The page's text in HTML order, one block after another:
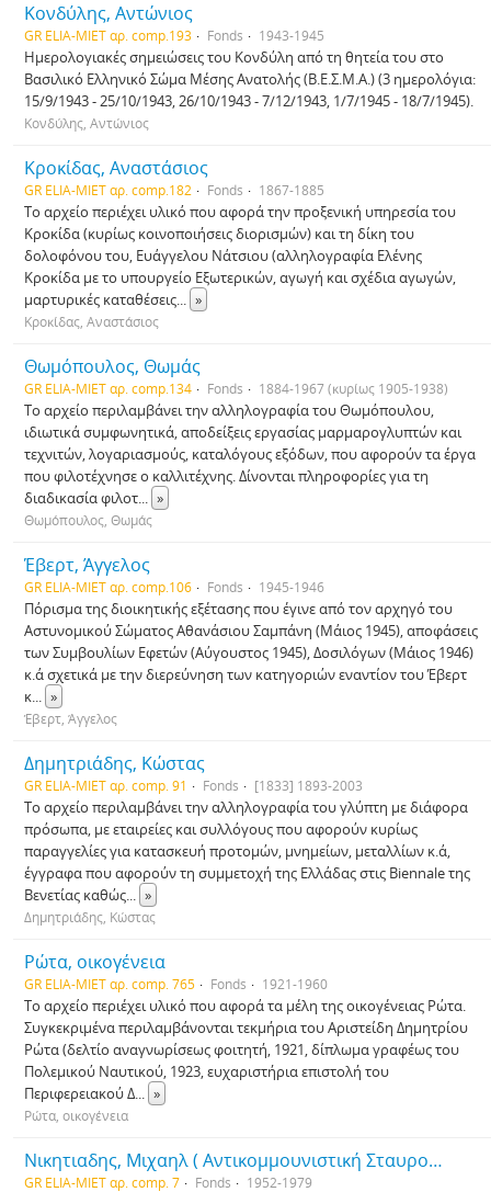
Κονδύλης, Αντώνιος
GR ELIA-MIET αρ. comp.193 Fonds 1943-1945
Ημερολογιακές σημειώσεις του Κονδύλη από τη θητεία του στο
Βασιλικό Ελληνικό Σώμα Μέσης Ανατολής (Β.Ε.Σ.Μ.Α.) (3 ημερολόγια:
15/9/1943 - 25/10/1943, 26/10/1943 - 7/12/1943, 1/7/1945 - 18/7/1945).
Κονδύλης, Αντώνιος
Κροκίδας, Αναστάσιος
GR ELIA-MIET αρ. comp.182 Fonds 1867-1885
Το αρχείο περιέχει υλικό που αφορά την προξενική υπηρεσία του
Κροκίδα (κυρίως κοινοποιήσεις διορισμών) και τη δίκη του
δολοφόνου του, Ευάγγελου Νάτσιου (αλληλογραφία Ελένης
Κροκίδα με το υπουργείο Εξωτερικών, αγωγή και σχέδια αγωγών,
μαρτυρικές καταθέσεις... »
Κροκίδας, Αναστάσιος
Θωμόπουλος, Θωμάς
GR ELIA-MIET αρ. comp.134 Fonds 1884-1967 (κυρίως 1905-1938)
Το αρχείο περιλαμβάνει την αλληλογραφία του Θωμόπουλου,
ιδιωτικά συμφωνητικά, αποδείξεις εργασίας μαρμαρογλυπτών και
τεχνιτών, λογαριασμούς, καταλόγους εξόδων, που αφορούν τα έργα
που φιλοτέχνησε ο καλλιτέχνης. Δίνονται πληροφορίες για τη
διαδικασία φιλοτ... »
Θωμόπουλος, Θωμάς
Έβερτ, Άγγελος
GR ELIA-MIET αρ. comp.106 Fonds 1945-1946
Πόρισμα της διοικητικής εξέτασης που έγινε από τον αρχηγό του
Αστυνομικού Σώματος Αθανάσιου Σαμπάνη (Μάιος 1945), αποφάσεις
των Συμβουλίων Εφετών (Αύγουστος 1945), Δοσιλόγων (Μάιος 1946)
κ.ά σχετικά με την διερεύνηση των κατηγοριών εναντίον του Έβερτ
κ... »
Έβερτ, Άγγελος
Δημητριάδης, Κώστας
GR ELIA-MIET αρ. comp. 91 Fonds [1833] 1893-2003
Το αρχείο περιλαμβάνει την αλληλογραφία του γλύπτη με διάφορα
πρόσωπα, με εταιρείες και συλλόγους που αφορούν κυρίως
παραγγελίες για κατασκευή προτομών, μνημείων, μεταλλίων κ.ά,
έγγραφα που αφορούν τη συμμετοχή της Ελλάδας στις Biennale της
Βενετίας καθώς... »
Δημητριάδης, Κώστας
Ρώτα, οικογένεια
GR ELIA-MIET αρ. comp. 765 Fonds 1921-1960
Το αρχείο περιέχει υλικό που αφορά τα μέλη της οικογένειας Ρώτα.
Συγκεκριμένα περιλαμβάνονται τεκμήρια του Αριστείδη Δημητρίου
Ρώτα (δελτίο αναγνωρίσεως φοιτητή, 1921, δίπλωμα γραφέως του
Πολεμικού Ναυτικού, 1923, ευχαριστήρια επιστολή του
Περιφερειακού Δ... »
Ρώτα, οικογένεια
Νικητιαδης, Μιχαηλ ( Αντικομμουνιστική Σταυροφορία Ελλάδος)
GR ELIA-MIET αρ. comp. 7 Fonds 1952-1979